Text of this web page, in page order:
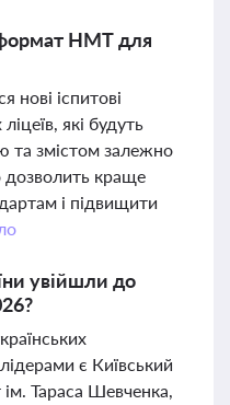
формат НМТ для
нові іспитові
які будуть
та змістом залежно
дозволить краще
і підвищити
увійшли до
є Київський
ім. Тараса Шевченка,